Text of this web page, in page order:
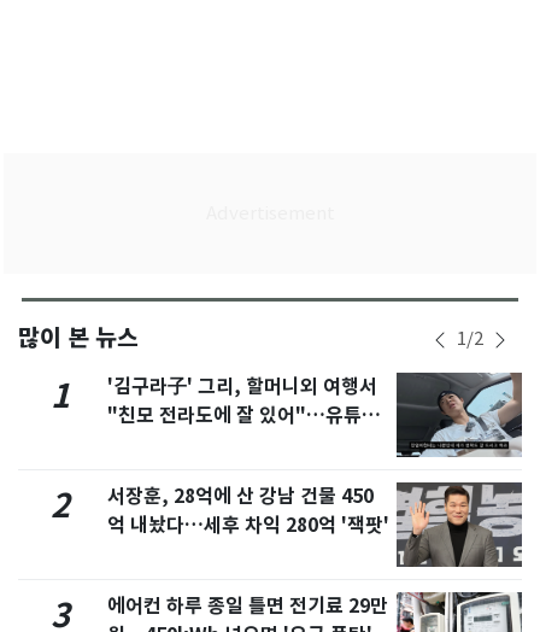
많이 본 뉴스 1/2
1
'김구라子' 그리, 할머니외 여행서
"친모 전라도에 잘 있어"…유튜브
2
서장훈, 28억에 산 강남 건물 450
억 내놨다…세후 차익 280억 '잭팟'
3
에어컨 하루 종일 틀면 전기료 29만